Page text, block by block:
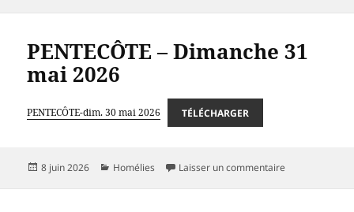
PENTECÔTE – Dimanche 31
mai 2026
PENTECÔTE-dim. 30 mai 2026 TÉLÉCHARGER
Publié
8 juin 2026 Catégories
Homélies Laisser un commentairesur